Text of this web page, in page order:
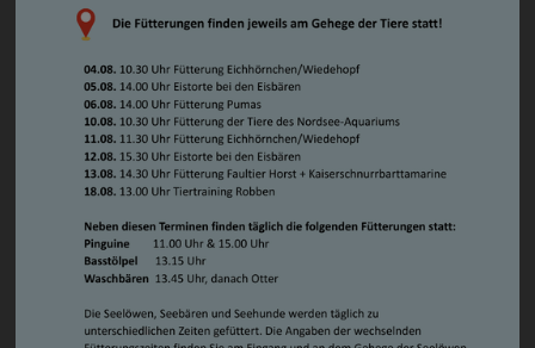
Steppenlemming
Südamerikanischer Seelöwe/ Mähnenrobbe
Zwergotter
Waschbär
Vögel
Basstölpel
Brandgans
Magellan-Dampfschiffente
Eiderente
Humboldtpinguin
Kea
Kormoran
Schneeeule
Mit diesem Jugendgruppennetzwerk möchte Dr. Jane
Hoffnung und den Mut geben, dass sie ihre Zukunft selbst
positiv gestalten können. Im Rahmen der „Roots &
Shoots“-Projektgruppen engagieren sich die jungen
Menschen für Mensch, Tier und Umwelt.
Wenn junge Menschen verstehen, was der Klimawandel,
Pandemien oder die Übernutzung natürlicher Ressourcen
für die Artenvielfalt und unser eigenes Überleben auf dem
Planeten bedeutet, sind diese oft voller Zukunftsängste. In
der Zusammenarbeit mit Jugendlichen wird dies
regelmäßig während der Expeditionen im Zoo am Meer